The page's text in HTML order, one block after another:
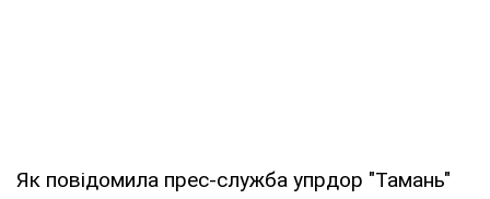
Як повідомила прес-служба упрдор "Тамань"